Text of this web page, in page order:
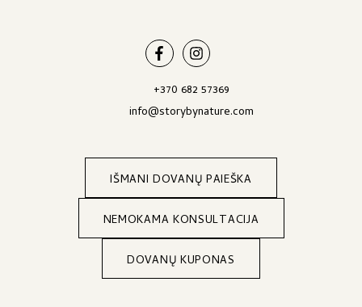
+370 682 57369
info@storybynature.com
IŠMANI DOVANŲ PAIEŠKA
NEMOKAMA KONSULTACIJA
DOVANŲ KUPONAS